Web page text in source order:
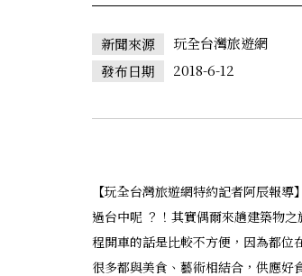
新聞來源
玩全台灣旅遊網
發布日期
2018-6-12
【玩全台灣旅遊網特約記者阿辰報
過台中呢 ？！其實偶爾來趟建築物
程開車的話是比較不方便，因為都
很多都與美食、藝術相結合，供應好